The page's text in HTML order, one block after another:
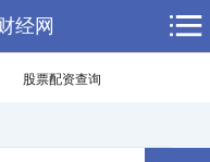
经网
股票配资查询